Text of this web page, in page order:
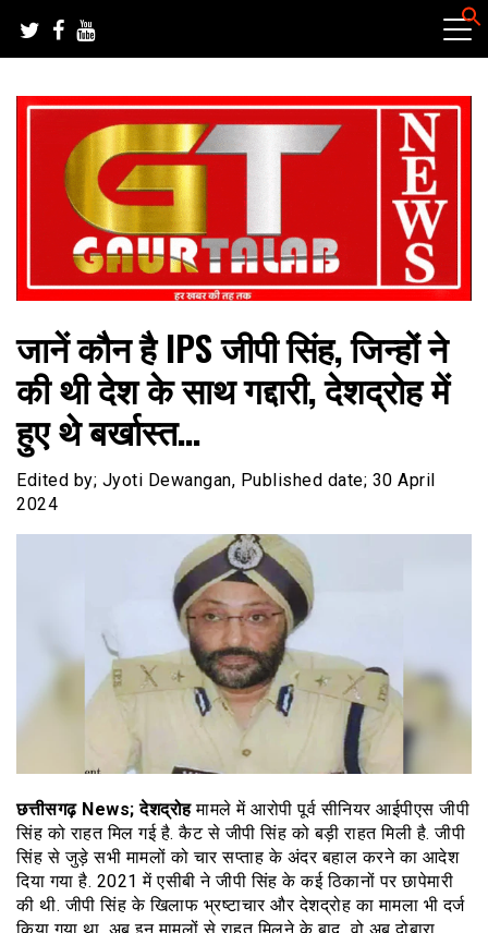
content
गौरतलब न्यूज
जानें कौन है IPS जीपी सिंह, जिन्हों ने
की थी देश के साथ गद्दारी, देशद्रोह में
हुए थे बर्खास्त…
Edited by; Jyoti Dewangan, Published date; 30 April
2024
छत्तीसगढ़ News; देशद्रोहमामले में आरोपी पूर्व सीनियर आईपीएस जीपी
सिंह को राहत मिल गई है. कैट से जीपी सिंह को बड़ी राहत मिली है. जीपी
सिंह से जुड़े सभी मामलों को चार सप्ताह के अंदर बहाल करने का आदेश
दिया गया है. 2021 में एसीबी ने जीपी सिंह के कई ठिकानों पर छापेमारी
की थी. जीपी सिंह के खिलाफ भ्रष्टाचार और देशद्रोह का मामला भी दर्ज
किया गया था. अब इन मामलों से राहत मिलने के बाद वो अब दोबारा